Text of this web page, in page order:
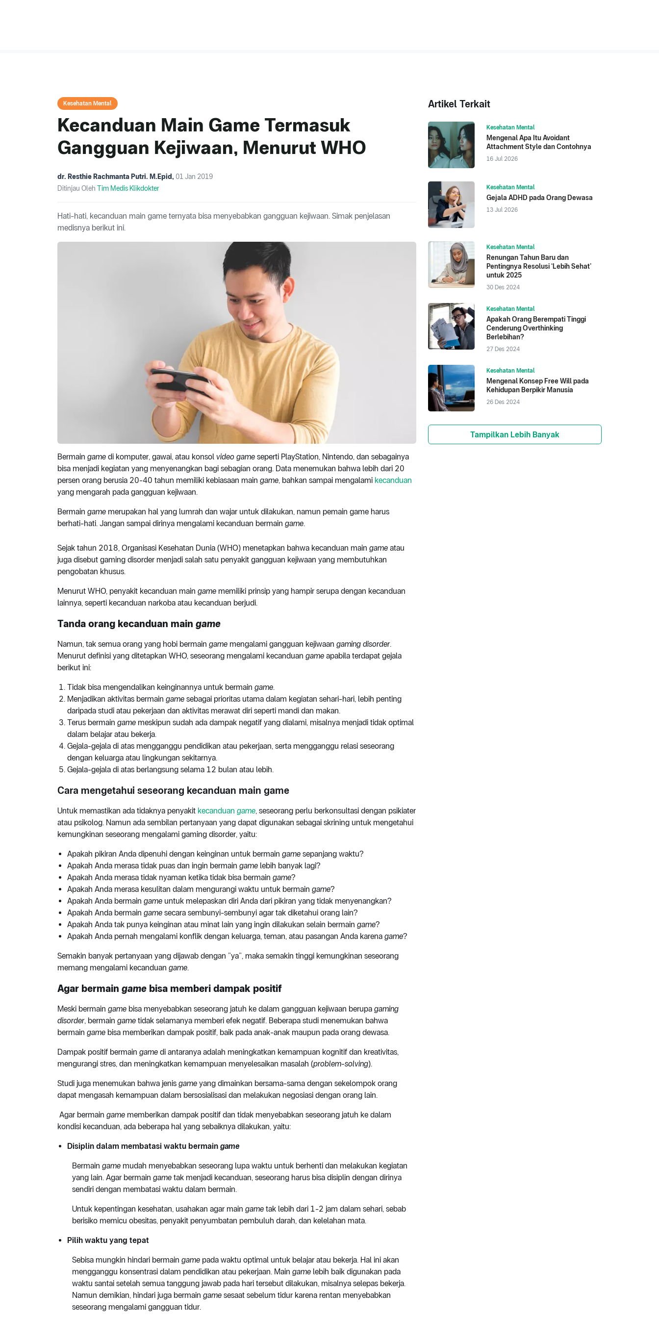
Kesehatan Mental
Kecanduan Main Game Termasuk
Gangguan Kejiwaan, Menurut WHO
dr. Resthie Rachmanta Putri. M.Epid, 01 Jan 2019
Ditinjau Oleh Tim Medis Klikdokter
Hati-hati, kecanduan main game ternyata bisa menyebabkan gangguan kejiwaan. Simak penjelasan
medisnya berikut ini.
Bermain game di komputer, gawai, atau konsol video game seperti PlayStation, Nintendo, dan sebagainya
bisa menjadi kegiatan yang menyenangkan bagi sebagian orang. Data menemukan bahwa lebih dari 20
persen orang berusia 20-40 tahun memiliki kebiasaan main game, bahkan sampai mengalami kecanduan
yang mengarah pada gangguan kejiwaan.
Bermain game merupakan hal yang lumrah dan wajar untuk dilakukan, namun pemain game harus
berhati-hati. Jangan sampai dirinya mengalami kecanduan bermain game.
Sejak tahun 2018, Organisasi Kesehatan Dunia (WHO) menetapkan bahwa kecanduan main game atau
juga disebut gaming disorder menjadi salah satu penyakit gangguan kejiwaan yang membutuhkan
pengobatan khusus.
Menurut WHO, penyakit kecanduan main game memiliki prinsip yang hampir serupa dengan kecanduan
lainnya, seperti kecanduan narkoba atau kecanduan berjudi.
Tanda orang kecanduan main game
Namun, tak semua orang yang hobi bermain game mengalami gangguan kejiwaan gaming disorder.
Menurut definisi yang ditetapkan WHO, seseorang mengalami kecanduan game apabila terdapat gejala
berikut ini:
Tidak bisa mengendalikan keinginannya untuk bermain game.
Menjadikan aktivitas bermain game sebagai prioritas utama dalam kegiatan sehari-hari, lebih penting
daripada studi atau pekerjaan dan aktivitas merawat diri seperti mandi dan makan.
Terus bermain game meskipun sudah ada dampak negatif yang dialami, misalnya menjadi tidak optimal
dalam belajar atau bekerja.
Gejala-gejala di atas mengganggu pendidikan atau pekerjaan, serta mengganggu relasi seseorang
dengan keluarga atau lingkungan sekitarnya.
Gejala-gejala di atas berlangsung selama 12 bulan atau lebih.
Cara mengetahui seseorang kecanduan main game
Untuk memastikan ada tidaknya penyakit kecanduan game, seseorang perlu berkonsultasi dengan psikiater
atau psikolog. Namun ada sembilan pertanyaan yang dapat digunakan sebagai skrining untuk mengetahui
kemungkinan seseorang mengalami gaming disorder, yaitu:
Apakah pikiran Anda dipenuhi dengan keinginan untuk bermain game sepanjang waktu?
Apakah Anda merasa tidak puas dan ingin bermain game lebih banyak lagi?
Apakah Anda merasa tidak nyaman ketika tidak bisa bermain game?
Apakah Anda merasa kesulitan dalam mengurangi waktu untuk bermain game?
Apakah Anda bermain game untuk melepaskan diri Anda dari pikiran yang tidak menyenangkan?
Apakah Anda bermain game secara sembunyi-sembunyi agar tak diketahui orang lain?
Apakah Anda tak punya keinginan atau minat lain yang ingin dilakukan selain bermain game?
Apakah Anda pernah mengalami konflik dengan keluarga, teman, atau pasangan Anda karena game?
Semakin banyak pertanyaan yang dijawab dengan ”ya”, maka semakin tinggi kemungkinan seseorang
memang mengalami kecanduan game.
Agar bermain game bisa memberi dampak positif
Meski bermain game bisa menyebabkan seseorang jatuh ke dalam gangguan kejiwaan berupa gaming
disorder, bermain game tidak selamanya memberi efek negatif. Beberapa studi menemukan bahwa
bermain game bisa memberikan dampak positif, baik pada anak-anak maupun pada orang dewasa.
Dampak positif bermain game di antaranya adalah meningkatkan kemampuan kognitif dan kreativitas,
mengurangi stres, dan meningkatkan kemampuan menyelesaikan masalah (problem-solving).
Studi juga menemukan bahwa jenis game yang dimainkan bersama-sama dengan sekelompok orang
dapat mengasah kemampuan dalam bersosialisasi dan melakukan negosiasi dengan orang lain.
Agar bermain game memberikan dampak positif dan tidak menyebabkan seseorang jatuh ke dalam
kondisi kecanduan, ada beberapa hal yang sebaiknya dilakukan, yaitu:
Disiplin dalam membatasi waktu bermain game
Bermain game mudah menyebabkan seseorang lupa waktu untuk berhenti dan melakukan kegiatan
yang lain. Agar bermain game tak menjadi kecanduan, seseorang harus bisa disiplin dengan dirinya
sendiri dengan membatasi waktu dalam bermain.
Untuk kepentingan kesehatan, usahakan agar main game tak lebih dari 1-2 jam dalam sehari, sebab
berisiko memicu obesitas, penyakit penyumbatan pembuluh darah, dan kelelahan mata.
Pilih waktu yang tepat
Sebisa mungkin hindari bermain game pada waktu optimal untuk belajar atau bekerja. Hal ini akan
mengganggu konsentrasi dalam pendidikan atau pekerjaan. Main game lebih baik digunakan pada
waktu santai setelah semua tanggung jawab pada hari tersebut dilakukan, misalnya selepas bekerja.
Namun demikian, hindari juga bermain game sesaat sebelum tidur karena rentan menyebabkan
seseorang mengalami gangguan tidur.
Artikel Terkait
Kesehatan Mental
Mengenal Apa Itu Avoidant
Attachment Style dan Contohnya
16 Jul 2026
Kesehatan Mental
Gejala ADHD pada Orang Dewasa
13 Jul 2026
Kesehatan Mental
Renungan Tahun Baru dan
Pentingnya Resolusi ‘Lebih Sehat’
untuk 2025
30 Des 2024
Kesehatan Mental
Apakah Orang Berempati Tinggi
Cenderung Overthinking
Berlebihan?
27 Des 2024
Kesehatan Mental
Mengenal Konsep Free Will pada
Kehidupan Berpikir Manusia
26 Des 2024
Tampilkan Lebih Banyak